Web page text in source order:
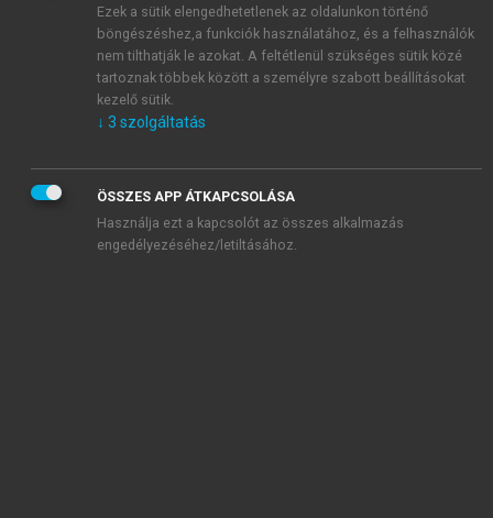
veszem és elfogadom.
Általános vásárlási feltételeket, valamint a szotar.netés a
mersz.huoldalak licencszerződéseiben foglaltakat
tudomásul veszem és elfogadom.
KIPRÓBÁLOM
Ezek a sütik elengedhetetlenek az oldalunkon történő
böngészéshez,a funkciók használatához, és a felhasználók
nem tilthatják le azokat. A feltétlenül szükséges sütik közé
tartoznak többek között a személyre szabott beállításokat
kezelő sütik.
↓ 3 szolgáltatás
ÖSSZES APP ÁTKAPCSOLÁSA
Használja ezt a kapcsolót az összes alkalmazás
engedélyezéséhez/letiltásához.